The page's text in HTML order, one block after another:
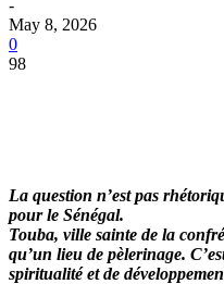
-
May 8, 2026
0
98
La question n’est pas
pour le Sénégal.
Touba, ville sainte de la
qu’un lieu de pèlerinage.
spiritualité et de